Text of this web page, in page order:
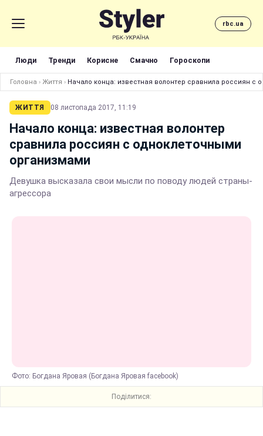
rbc.ua
Люди Тренди Корисне Смачно Гороскопи
Головна › Життя › Начало конца: известная волонтер сравнила россиян с
ЖИТТЯ 08 листопада 2017, 11:19
Начало конца: известная волонтер
сравнила россиян с одноклеточными
организмами
Девушка высказала свои мысли по поводу людей страны-
агрессора
Фото: Богдана Яровая (Богдана Яровая facebook)
Поділитися: